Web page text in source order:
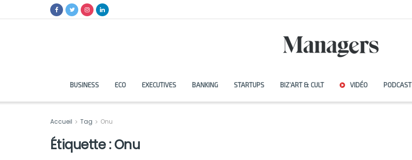
BUSINESS ECO EXECUTIVES BANKING STARTUPS BIZ’ART & CULT VIDÉO PODCAST
Accueil Tag Onu
Étiquette :Onu